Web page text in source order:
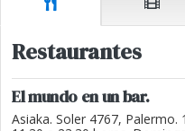
Restaurantes
El mundo en un bar.
Asiaka. Soler 4767, Palermo.